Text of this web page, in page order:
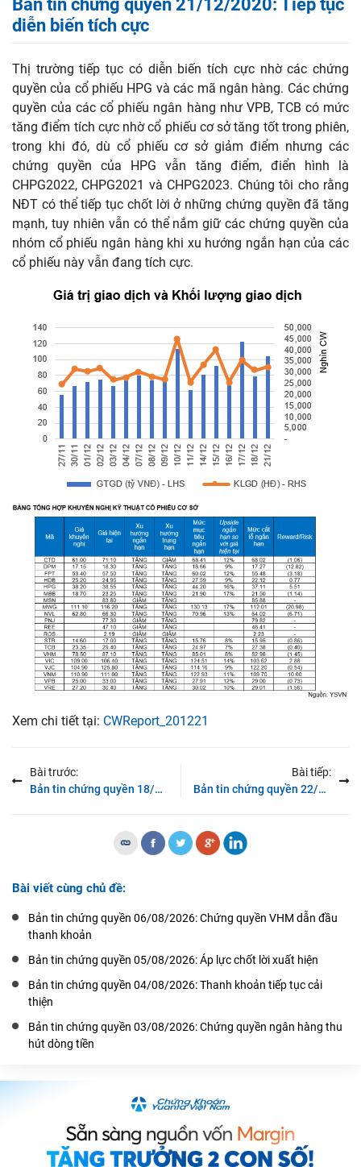
Bản tin chứng quyền 21/12/2020: Tiếp tục
diễn biến tích cực
Thị trường tiếp tục có diễn biến tích cực nhờ các chứng
quyền của cổ phiếu HPG và các mã ngân hàng. Các chứng
quyền của các cổ phiếu ngân hàng như VPB, TCB có mức
tăng điểm tích cực nhờ cổ phiếu cơ sở tăng tốt trong phiên,
trong khi đó, dù cổ phiếu cơ sở giảm điểm nhưng các
chứng quyền của HPG vẫn tăng điểm, điển hình là
CHPG2022, CHPG2021 và CHPG2023. Chúng tôi cho rằng
NĐT có thể tiếp tục chốt lời ở những chứng quyền đã tăng
mạnh, tuy nhiên vẫn có thể nắm giữ các chứng quyền của
nhóm cổ phiếu ngân hàng khi xu hướng ngắn hạn của các
cổ phiếu này vẫn đang tích cực.
Xem chi tiết tại: CWReport_201221
Bài trước:
Bản tin chứng quyền 18/12/2020: Các chứng quyền ngân hàng tiếp tục là tâm điểm
Bài tiếp:
Bản tin chứng quyền 22/12/2020: Diễn biến trầm lắng
Bài viết cùng chủ đề:
Bản tin chứng quyền 06/08/2026: Chứng quyền VHM dẫn đầu
thanh khoản
Bản tin chứng quyền 05/08/2026: Áp lực chốt lời xuất hiện
Bản tin chứng quyền 04/08/2026: Thanh khoản tiếp tục cải
thiện
Bản tin chứng quyền 03/08/2026: Chứng quyền ngân hàng thu
hút dòng tiền